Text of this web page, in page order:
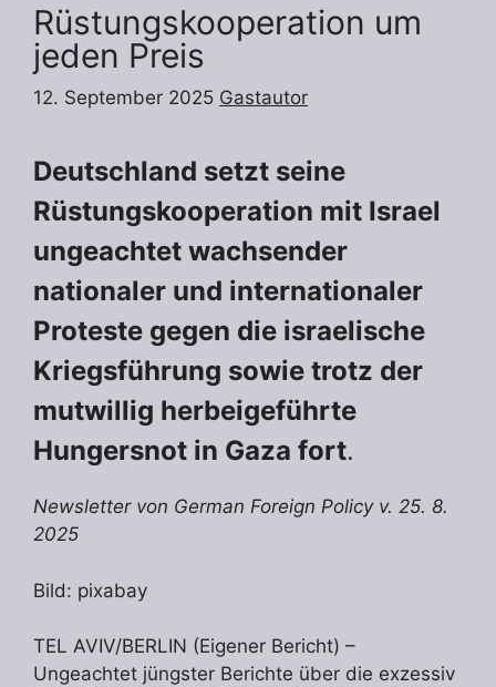
Rüstungskooperation um
jeden Preis
12. September 2025 Gastautor
Deutschland setzt seine
Rüstungskooperation mit Israel
ungeachtet wachsender
nationaler und internationaler
Proteste gegen die israelische
Kriegsführung sowie trotz der
mutwillig herbeigeführte
Hungersnot in Gaza fort.
Newsletter von German Foreign Policy v. 25. 8.
2025
Bild: pixabay
TEL AVIV/BERLIN (Eigener Bericht) –
Ungeachtet jüngster Berichte über die exzessiv